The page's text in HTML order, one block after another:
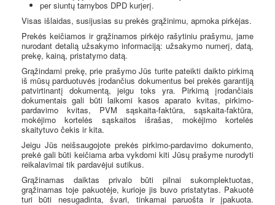
per siuntų tarnybos DPD kurjerį.
Visas išlaidas, susijusias su prekės grąžinimu, apmoka pirkėjas.
Prekės keičiamos ir grąžinamos pirkėjo rašytiniu prašymu, jame
nurodant detalią užsakymo informaciją: užsakymo numerį, datą,
prekę, kainą, pristatymo datą.
Grąžindami prekę, prie prašymo Jūs turite pateikti daikto pirkimą
iš mūsų parduotuvės įrodančius dokumentus bei prekės garantiją
patvirtinantį dokumentą, jeigu toks yra. Pirkimą įrodančiais
dokumentais gali būti laikomi kasos aparato kvitas, pirkimo-
pardavimo kvitas, PVM sąskaita-faktūra, sąskaita-faktūra,
mokėjimo kortelės sąskaitos išrašas, mokėjimo kortelės
skaitytuvo čekis ir kita.
Jeigu Jūs neišsaugojote prekės pirkimo-pardavimo dokumento,
prekė gali būti keičiama arba vykdomi kiti Jūsų prašyme nurodyti
reikalavimai tik pardavėjui sutikus.
Grąžinamas daiktas privalo būti pilnai sukomplektuotas,
grąžinamas toje pakuotėje, kurioje jis buvo pristatytas. Pakuotė
turi būti nesugadinta, švari, tinkamai paruošta ir įpakuota.